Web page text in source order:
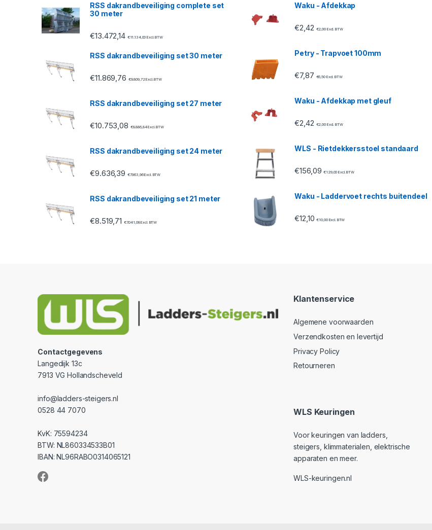
RSS dakrandbeveiliging complete set
30 meter
€13.472,14 €11.134,00 Excl. BTW
RSS dakrandbeveiliging set 30 meter
€11.869,76 €9.809,72Excl. BTW
RSS dakrandbeveiliging set 27 meter
€10.753,08 €8.886,84Excl. BTW
RSS dakrandbeveiliging set 24 meter
€9.636,39 €7.963,96Excl. BTW
RSS dakrandbeveiliging set 21 meter
€8.519,71 €7.041,08Excl. BTW
Waku - Afdekkap
€2,42 €2,00Excl. BTW
Petry - Trapvoet 100mm
€7,87 €6,50Excl. BTW
Waku - Afdekkap met gleuf
€2,42 €2,00Excl. BTW
WLS - Rietdekkersstoel standaard
€156,09 €129,00 Excl. BTW
Waku - Laddervoet rechts buitendeel
€12,10 €10,00Excl. BTW
Contactgegevens
Langedijk 13c
7913 VG Hollandscheveld
info@ladders-steigers.nl
0528 44 7070
KvK: 75594234
BTW: NL860334533B01
IBAN: NL96RABO0314065121
Klantenservice
Algemene voorwaarden
Verzendkosten en levertijd
Privacy Policy
Retourneren
WLS Keuringen
Voor keuringen van ladders,
steigers, klimmaterialen, elektrische
apparaten en meer.
WLS-keuringen.nl